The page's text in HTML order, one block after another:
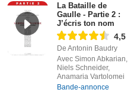
La Bataille de
Gaulle - Partie 2 :
J’écris ton nom
4,5
De Antonin Baudry
Avec Simon Abkarian,
Niels Schneider,
Anamaria Vartolomei
Bande-annonce